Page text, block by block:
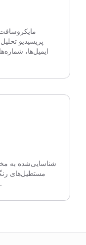
ایمیل‌ها،
برای تطابق با نیازهای خود انتخاب کنید.